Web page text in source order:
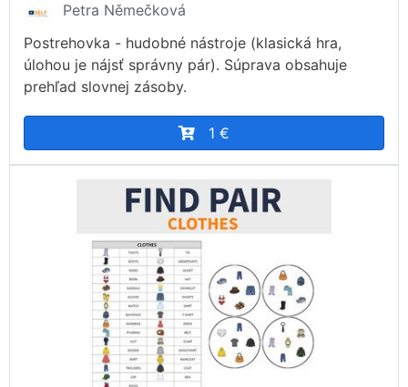
Petra Němečková
Postrehovka - hudobné nástroje (klasická hra,
úlohou je nájsť správny pár). Súprava obsahuje
prehľad slovnej zásoby.
1 €